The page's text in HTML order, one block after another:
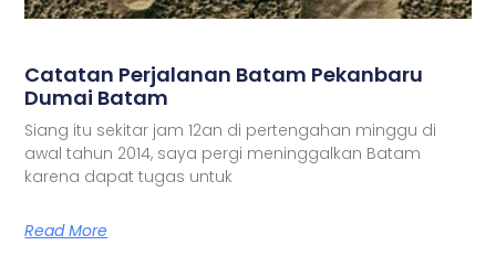
Catatan Perjalanan Batam Pekanbaru
Dumai Batam
Siang itu sekitar jam 12an di pertengahan minggu di
awal tahun 2014, saya pergi meninggalkan Batam
karena dapat tugas untuk
Read More